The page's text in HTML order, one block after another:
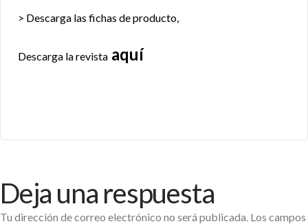
> Descarga las fichas de producto,
Descarga la revista aquí
Deja una respuesta
Tu dirección de correo electrónico no será publicada. Los campos